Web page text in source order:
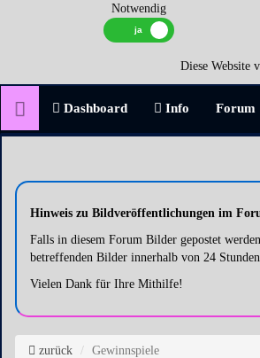
Notwendig
Diese Website
Dashboard Info Forum
Hinweis zu Bildveröffentlichungen im
Falls in diesem Forum Bilder gepostet
betreffenden Bilder innerhalb von 24
Vielen Dank für Ihre Mithilfe!
zurück Gewinnspiele